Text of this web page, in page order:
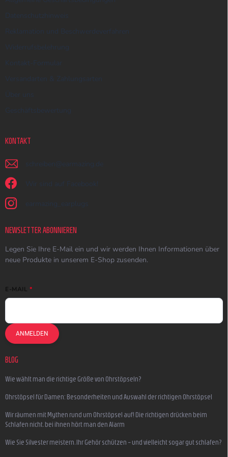
Datenschutzhinweis
Reklamation und Beschwerdeverfahren
Widerrufsbelehrung
Kontakt-Formular
Versandarten & Zahlungsarten
Über uns
Geschäftsbewertung
KONTAKT
schreiben @ earmazing.de
Wir sind auf Facebook!
earmazing_earplugs
NEWSLETTER ABONNIEREN
Legen Sie Ihre E-Mail ein und wir werden Ihnen Informationen über
neue Produkte in unserem E-Shop zusenden.
E-MAIL
ANMELDEN
BLOG
Wie wählt man die richtige Größe von Ohrstöpseln?
Ohrstöpsel für Damen: Besonderheiten und Auswahl der richtigen Ohrstöpsel
Wir räumen mit Mythen rund um Ohrstöpsel auf! Die richtigen drücken beim
Schlafen nicht, bei ihnen hört man den Alarm
Wie Sie Silvester meistern, Ihr Gehör schützen – und vielleicht sogar gut schlafen?